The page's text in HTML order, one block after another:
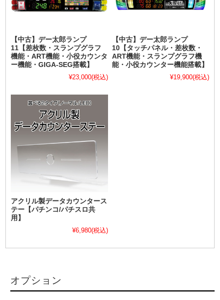
【中古】デー太郎ランプ
11【差枚数・スランプグラフ
機能・ART機能・小役カウンタ
ー機能・GIGA-SEG搭載】
¥23,000(税込)
【中古】デー太郎ランプ
10【タッチパネル・差枚数・
ART機能・スランプグラフ機
能・小役カウンター機能搭載】
¥19,900(税込)
アクリル製データカウンタース
テー【パチンコ/パチスロ共
用】
¥6,980(税込)
オプション